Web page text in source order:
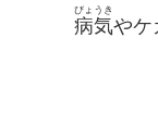
病気
びょうき
やケ